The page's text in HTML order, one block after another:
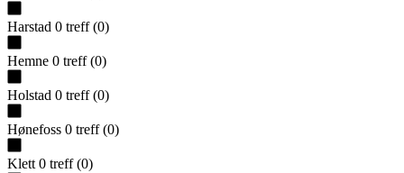
Harstad 0 treff (0)
Hemne 0 treff (0)
Holstad 0 treff (0)
Hønefoss 0 treff (0)
Klett 0 treff (0)